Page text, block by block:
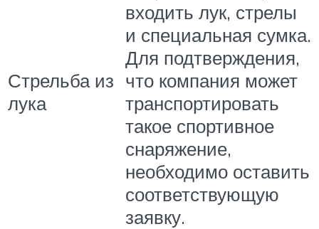
Стрельба из
лука
входить лук, стрелы
и специальная сумка.
Для подтверждения,
что компания может
транспортировать
такое спортивное
снаряжение,
необходимо оставить
соответствующую
заявку.